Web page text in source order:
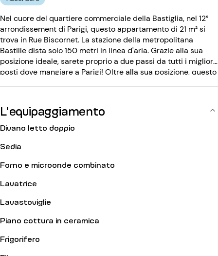
Nel cuore del quartiere commerciale della Bastiglia, nel 12°
arrondissement di Parigi, questo appartamento di 21 m² si
trova in Rue Biscornet. La stazione della metropolitana
Bastille dista solo 150 metri in linea d'aria. Grazie alla sua
posizione ideale, sarete proprio a due passi da tutti i migliori
posti dove mangiare a Parigi! Oltre alla sua posizione, questo
Situato al 5° piano con ascensore, l'edificio è protetto da un
codice d'ingresso.
L'equipaggiamento
Divano letto doppio
Sedia
Forno e microonde combinato
Lavatrice
Lavastoviglie
Piano cottura in ceramica
Frigorifero